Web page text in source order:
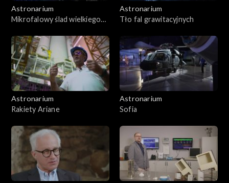
Astronarium
Mikrofalowy ślad wielkiego
Astronarium
Tło fal grawitacyjnych
Astronarium
Rakiety Ariane
Astronarium
Sofia